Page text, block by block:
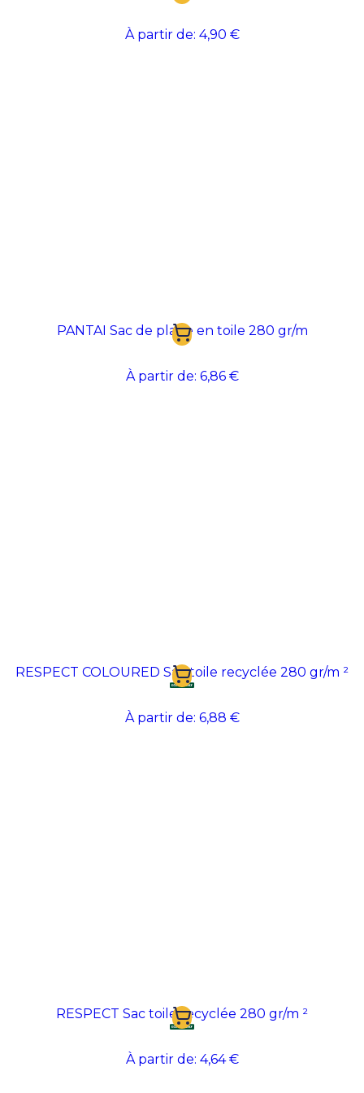
À partir de: 4,90 €
PANTAI Sac de plage en toile 280 gr/m
À partir de: 6,86 €
RESPECT COLOURED Sac toile recyclée 280 gr/m ²
À partir de: 6,88 €
RESPECT Sac toile recyclée 280 gr/m ²
À partir de: 4,64 €